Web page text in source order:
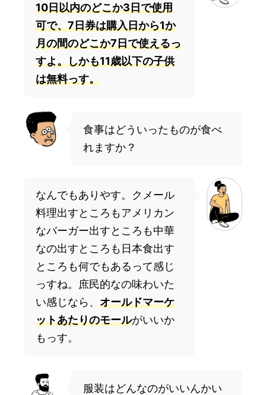
10日以内のどこか3日で使用
可で、7日券は購入日から1か
月の間のどこか7日で使えるっ
すよ。しかも11歳以下の子供
は無料っす。
食事はどういったものが食べ
れますか？
なんでもありやす。クメール
料理出すところもアメリカン
なバーガー出すところも中華
なの出すところも日本食出す
ところも何でもあるって感じ
っすね。庶民的なの味わいた
い感じなら、 オールドマーケ
ットあたりのモールがいいか
もっす。
服装はどんなのがいいんかい